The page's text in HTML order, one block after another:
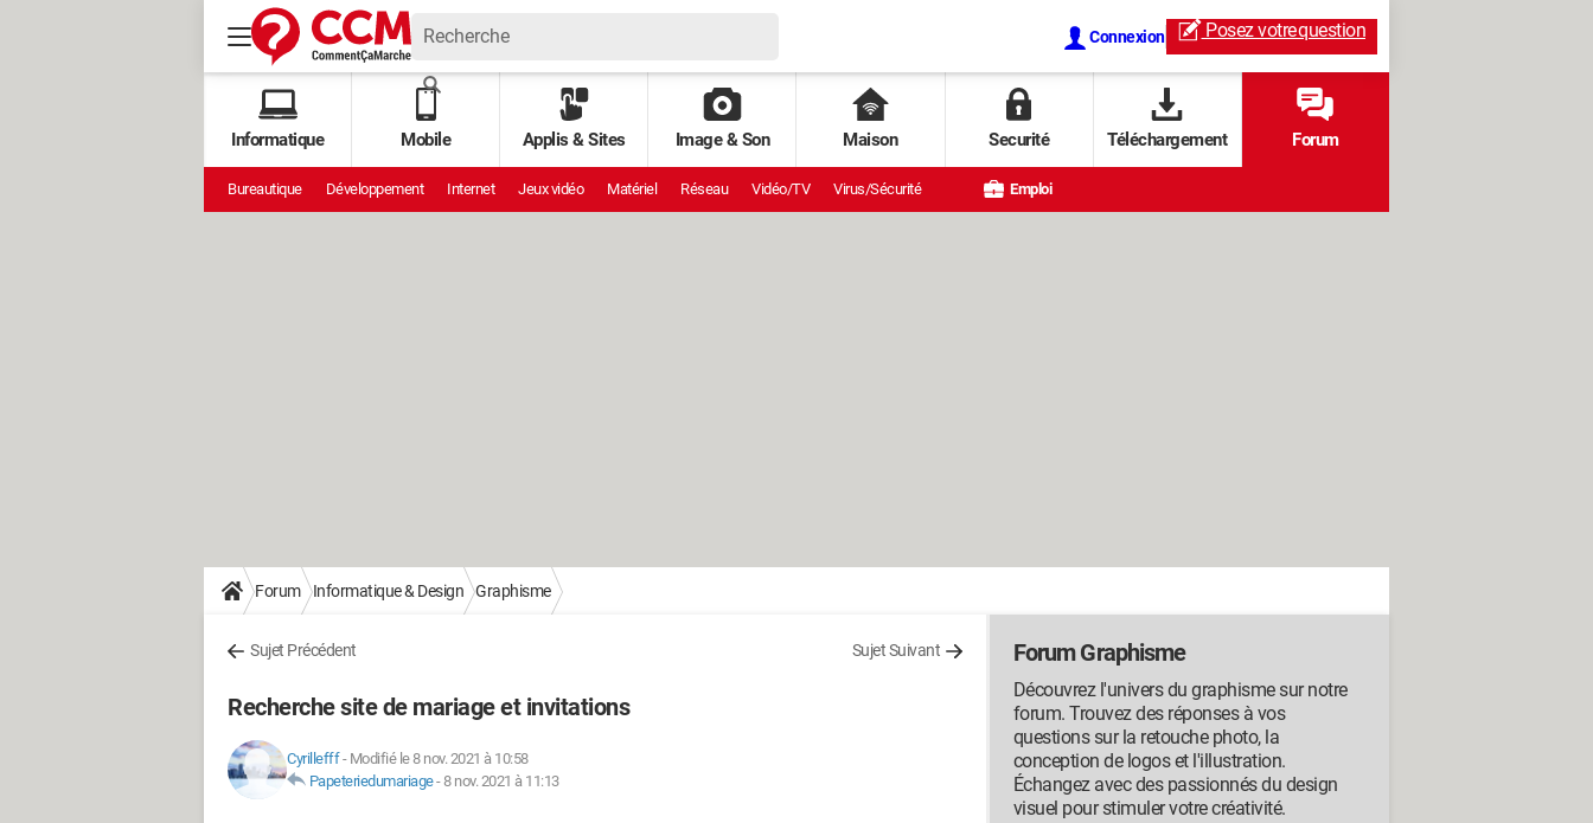
Connexion Posez votrequestion
Informatique Mobile Applis & Sites Image & Son Maison Securité Téléchargement Forum
Bureautique Développement Internet Jeux vidéo Matériel Réseau Vidéo/TV Virus/Sécurité Emploi
Forum Informatique & Design Graphisme
Sujet Précédent Sujet Suivant
Recherche site de mariage et invitations
Cyrillefff- Modifié le 8 nov. 2021 à 10:58
Papeteriedumariage-8 nov. 2021 à 11:13
Forum Graphisme
Découvrez l'univers du graphisme sur notre
forum. Trouvez des réponses à vos
questions sur la retouche photo, la
conception de logos et l'illustration.
Échangez avec des passionnés du design
visuel pour stimuler votre créativité.